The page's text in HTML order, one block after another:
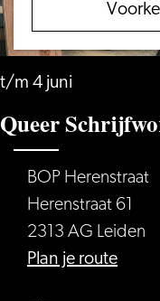
t/m 4 juni
Queer
BOP Herenstraat
Herenstraat 61
2313 AG Leiden
Plan je routenaar